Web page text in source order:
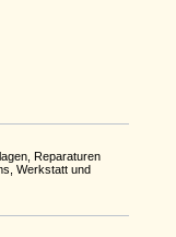
Reparaturen
Werkstatt und